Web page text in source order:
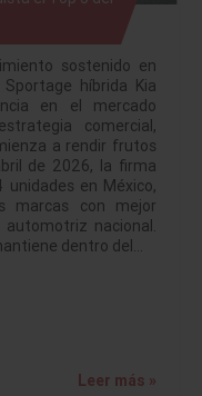
sostenido en
híbrida Kia
en el mercado
comercial,
a rendir frutos
de 2026, la firma
en México,
marcas con mejor
nacional.
dentro del…
Leer más »